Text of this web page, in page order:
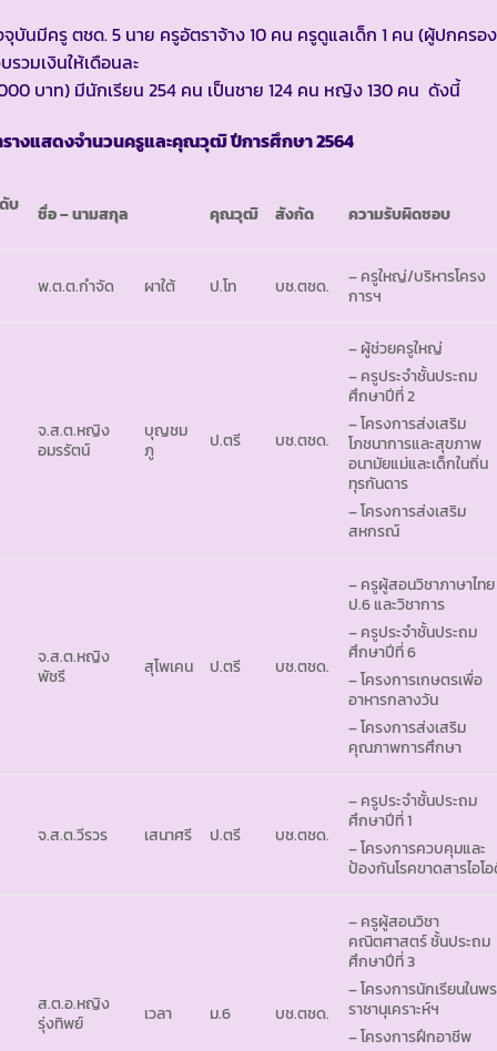
บันมีครู ตชด. 5 นาย ครูอัตราจ้าง 10 คน ครูดูแลเด็ก 1 คน (ผู้ปกครอง
รวมเงินให้เดือนละ
บาท) มีนักเรียน 254 คน เป็นชาย 124 คน หญิง 130 คน ดังนี้
างแสดงจำนวนครูและคุณวุฒิ ปีการศึกษา2564
บ ชื่อ– นามสกุล คุณวุฒิ สังกัด ความรับผิดชอบ
พ.ต.ต.กำจัด ผาใต้ ป.โท บช.ตชด.
– ครูใหญ่/บริหารโครง
การฯ
จ.ส.ต.หญิง
อมรรัตน์
บุญชม
ภู
ป.ตรี บช.ตชด.
– ผู้ช่วยครูใหญ่
– ครูประจำชั้นประถม
ศึกษาปีที่ 2
– โครงการส่งเสริม
โภชนาการและสุขภาพ
อนามัยแม่และเด็กในถิ่น
ทุรกันดาร
– โครงการส่งเสริม
สหกรณ์
จ.ส.ต.หญิง
พัชรี
สุโพเคน ป.ตรี บช.ตชด.
– ครูผู้สอนวิชาภาษาไทย
ป.6 และวิชาการ
– ครูประจำชั้นประถม
ศึกษาปีที่ 6
– โครงการเกษตรเพื่อ
อาหารกลางวัน
– โครงการส่งเสริม
คุณภาพการศึกษา
จ.ส.ต.วีรวร เสนาศรี ป.ตรี บช.ตชด.
– ครูประจำชั้นประถม
ศึกษาปีที่ 1
– โครงการควบคุมและ
ป้องกันโรคขาดสารไอโ
ส.ต.อ.หญิง
รุ่งทิพย์
เวลา ม.6 บช.ตชด.
– ครูผู้สอนวิชา
คณิตศาสตร์ ชั้นประถม
ศึกษาปีที่ 3
– โครงการนักเรียนในพ
ราชานุเคราะห์ฯ
– โครงการฝึกอาชีพ